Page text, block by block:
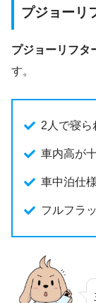
プジョーリ
プジョーリフタ
す。
2人で寝ら
車内高が
車中泊仕
フルフラ